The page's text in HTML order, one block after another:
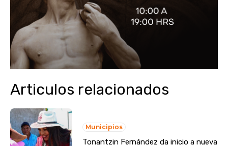
Articulos relacionados
Municipios
Tonantzin Fernández da inicio a nueva